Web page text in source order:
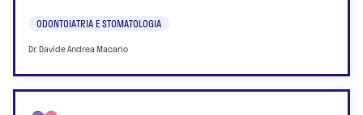
ODONTOIATRIA E STOMATOLOGIA
Dr. Davide Andrea Macario